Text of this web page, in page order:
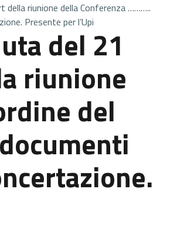
della riunione della Conferenza ………..
Presente per l’Upi
del 21
riunione
del